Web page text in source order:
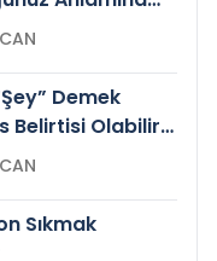
Demek
Belirtisi Olabilir
Sıkmak